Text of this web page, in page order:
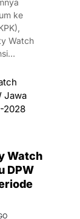
ke
Watch
Watch
DPW